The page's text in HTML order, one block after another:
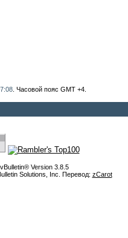
. Часовой пояс GMT +4.
Version 3.8.5
Solutions, Inc. Перевод: zCarot